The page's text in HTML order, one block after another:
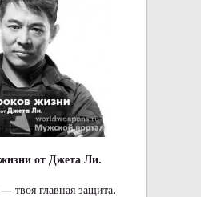
от Джета Ли.
твоя главная защита.